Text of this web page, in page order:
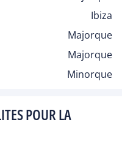
Ibiza
Majorque
Majorque
Minorque
POUR LA